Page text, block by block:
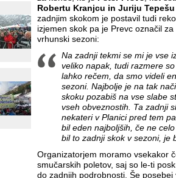
Robertu Kranjcu in Juriju Tepešu
zadnjim skokom je postavil tudi
izjemen skok pa je Prevc označil
vrhunski sezoni:
Na zadnji tekmi se mi je vse
veliko napak, tudi razmere
lahko rečem, da smo videli
sezoni. Najbolje je na tak
skoku pozabiš na vse slabe
vseh obveznostih. Ta zadnji
nekateri v Planici pred tem
bil eden najboljših, če ne
bil to zadnji skok v sezoni, je
Organizatorjem moramo vsekakor
smučarskih poletov, saj so le-ti
do zadnjih podrobnosti. Še